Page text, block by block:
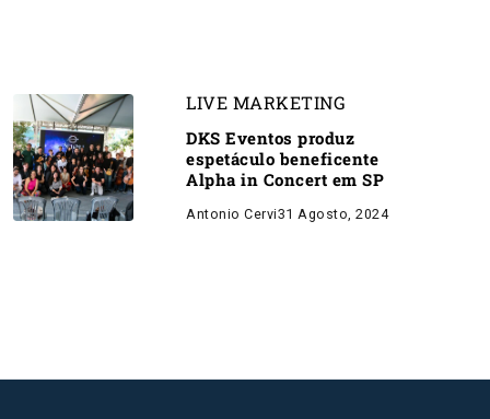
LIVE MARKETING
DKS Eventos produz
espetáculo beneficente
Alpha in Concert em SP
Antonio Cervi31 Agosto, 2024